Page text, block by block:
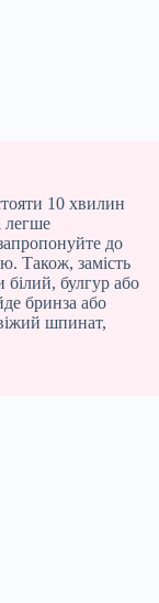
10 хвилин
легше
до
Також, замість
булгур або
бринза або
шпинат,